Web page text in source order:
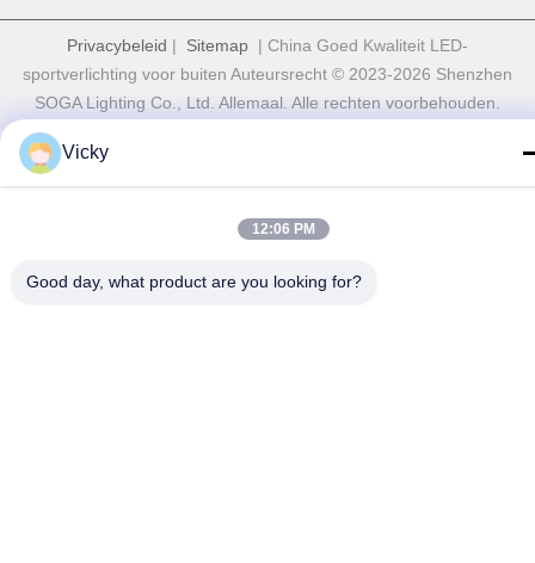
Privacybeleid | Sitemap | China Goed Kwaliteit LED-
sportverlichting voor buiten Auteursrecht © 2023-2026 Shenzhen
SOGA Lighting Co., Ltd. Allemaal. Alle rechten voorbehouden.
Vicky
12:06 PM
Good day, what product are you looking for?